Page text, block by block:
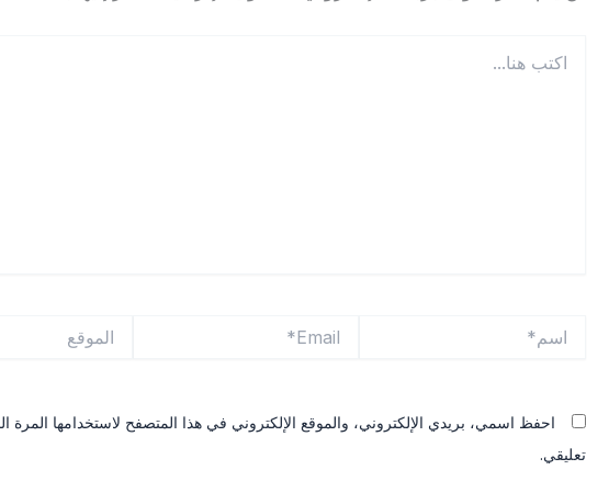
هنا...
احفظ اسمي، بريدي الإلكتروني، والموقع الإلكتروني في هذا المتصفح لاستخدامها المرة
تعليقي.